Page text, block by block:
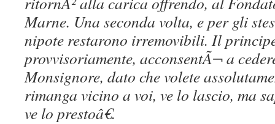
Marne. Una seconda volta, e per gli
nipote restarono irremovibili. Il
provvisoriamente, acconsentÃ¬ a
Monsignore, dato che volete
rimanga vicino a voi, ve lo lascio, ma
ve lo prestoâ€.